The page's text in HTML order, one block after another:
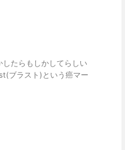
たらもしかしてらしい
ブラスト)という癌マー